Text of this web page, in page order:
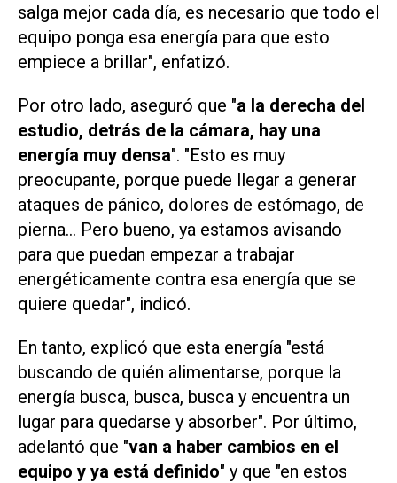
salga mejor cada día, es necesario que todo el
equipo ponga esa energía para que esto
empiece a brillar", enfatizó.
Por otro lado, aseguró que "a la derecha del
estudio, detrás de la cámara, hay una
energía muy densa". "Esto es muy
preocupante, porque puede llegar a generar
ataques de pánico, dolores de estómago, de
pierna... Pero bueno, ya estamos avisando
para que puedan empezar a trabajar
energéticamente contra esa energía que se
quiere quedar", indicó.
En tanto, explicó que esta energía "está
buscando de quién alimentarse, porque la
energía busca, busca, busca y encuentra un
lugar para quedarse y absorber". Por último,
adelantó que "van a haber cambios en el
equipo y ya está definido" y que "en estos